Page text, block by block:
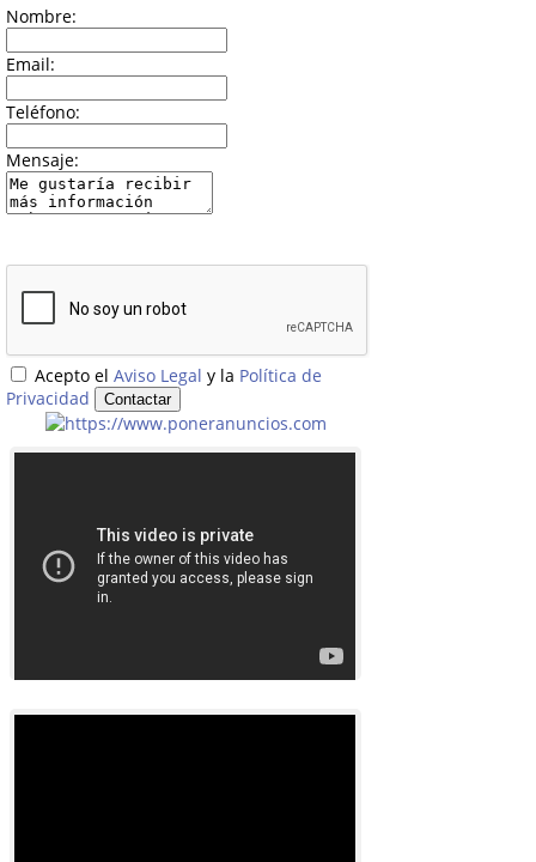
Nombre:
Email:
Teléfono:
Mensaje:
Acepto el Aviso Legal y la Política de
Privacidad